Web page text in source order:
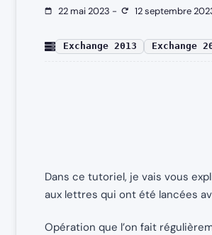
22 mai 2023 - 12 septembre
Exchange 2013 Exchange
Dans ce tutoriel, je vais vous
aux lettres qui ont été lancées
Opération que l’on fait